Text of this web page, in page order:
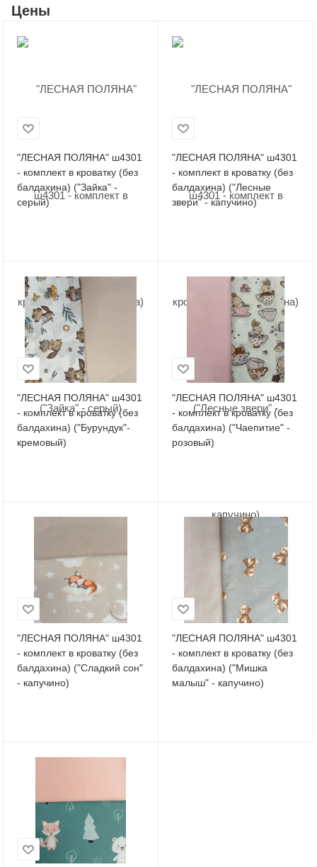
Цены
"ЛЕСНАЯ ПОЛЯНА" ш4301
- комплект в кроватку (без
балдахина) ("Зайка" -
серый)
"ЛЕСНАЯ ПОЛЯНА" ш4301
- комплект в кроватку (без
балдахина) ("Лесные
звери" - капучино)
"ЛЕСНАЯ ПОЛЯНА" ш4301
- комплект в кроватку (без
балдахина) ("Бурундук"-
кремовый)
"ЛЕСНАЯ ПОЛЯНА" ш4301
- комплект в кроватку (без
балдахина) ("Чаепитие" -
розовый)
"ЛЕСНАЯ ПОЛЯНА" ш4301
- комплект в кроватку (без
балдахина) ("Сладкий сон"
- капучино)
"ЛЕСНАЯ ПОЛЯНА" ш4301
- комплект в кроватку (без
балдахина) ("Мишка
малыш" - капучино)